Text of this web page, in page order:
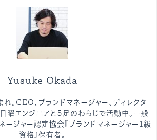
Yusuke Okada
。CEO、ブランドマネージャー、ディレクタ
日曜エンジニアと５足のわらじで活動中。一般
ージャー認定協会『ブランドマネージャー1級
資格』保有者。